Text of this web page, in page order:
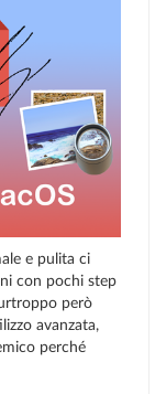
e pulita ci
con pochi step
però
avanzata,
perché